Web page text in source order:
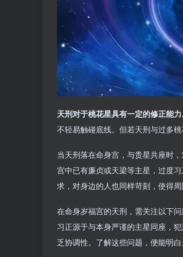
天刑对于桃花星具有一定的修正能力
不轻易触碰底线。但若天刑与过多
当天刑落在命身宫，与贵星共座时
宫中已有廉贞或天梁等主星，过度
求，对身边的人也同样苛刻，使得周
在命身岁福宫的天刑，需关注以下
习正源于与本身严谨的主星同座，
乏协调性。了解这些问题，便能明白